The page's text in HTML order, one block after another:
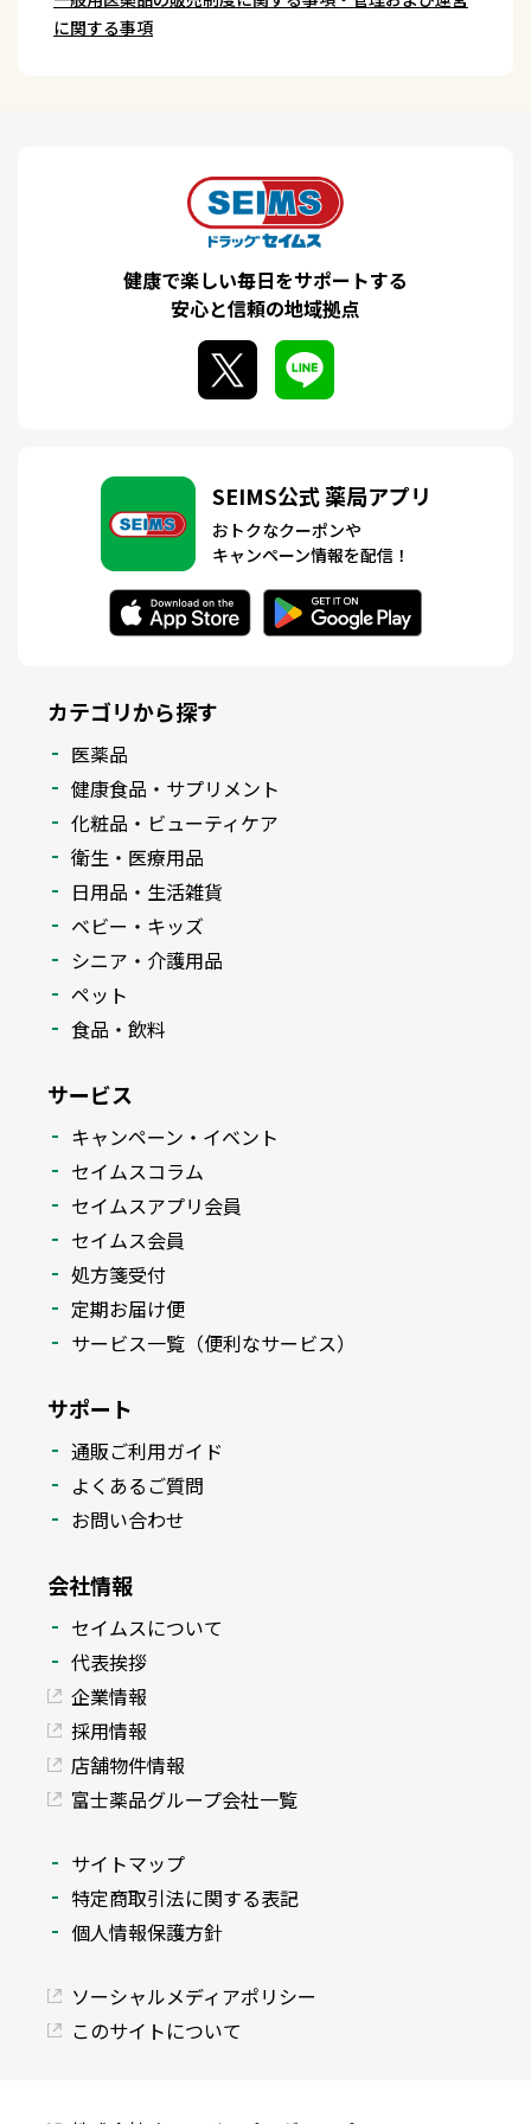
に関する事項
健康で楽しい毎日をサポートする
安心と信頼の地域拠点
SEIMS公式 薬局アプリ
おトクなクーポンや
キャンペーン情報を配信！
カテゴリから探す
医薬品
健康食品・サプリメント
化粧品・ビューティケア
衛生・医療用品
日用品・生活雑貨
ベビー・キッズ
シニア・介護用品
ペット
食品・飲料
サービス
キャンペーン・イベント
セイムスコラム
セイムスアプリ会員
セイムス会員
処方箋受付
定期お届け便
サービス一覧（便利なサービス）
サポート
通販ご利用ガイド
よくあるご質問
お問い合わせ
会社情報
セイムスについて
代表挨拶
企業情報
採用情報
店舗物件情報
富士薬品グループ会社一覧
サイトマップ
特定商取引法に関する表記
個人情報保護方針
ソーシャルメディアポリシー
このサイトについて